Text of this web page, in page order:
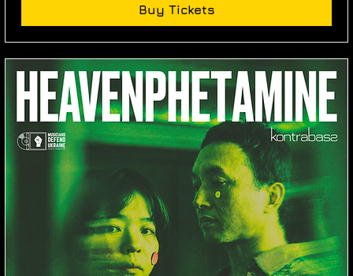
Buy Tickets